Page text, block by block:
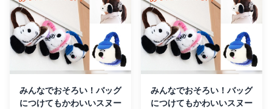
みんなでおそろい！バッグ
につけてもかわいいスヌー
みんなでおそろい！バッグ
につけてもかわいいスヌー